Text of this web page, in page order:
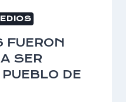
FUERON
SER
DE